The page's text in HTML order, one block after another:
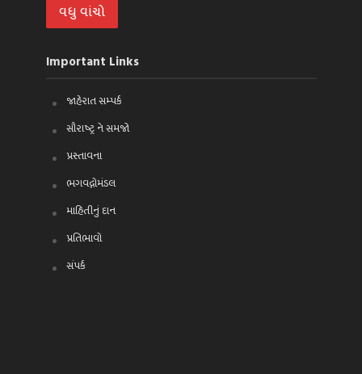
વધુ વાંચો
Important Links
જાહેરાત સમ્પર્ક
સૌરાષ્ટ્ર ને સમજો
પ્રસ્તાવના
ભગવદ્ગોમંડલ
માહિતીનું દાન
પ્રતિભાવો
સંપર્ક